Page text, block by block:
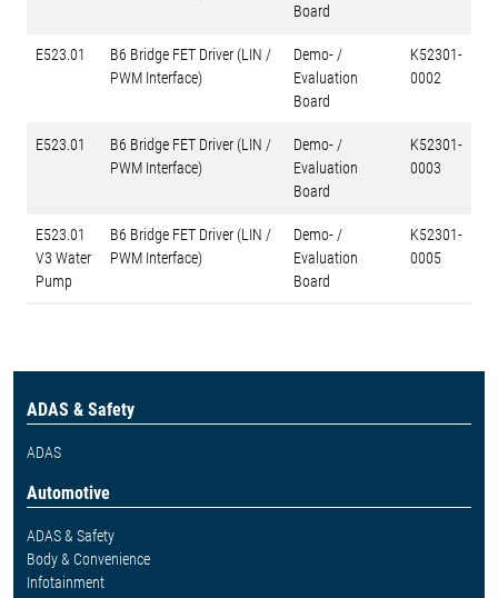
Board
E523.01
B6 Bridge FET Driver (LIN /
PWM Interface)
Demo- /
Evaluation
Board
K52301-
0002
E523.01
B6 Bridge FET Driver (LIN /
PWM Interface)
Demo- /
Evaluation
Board
K52301-
0003
E523.01
V3 Water
Pump
B6 Bridge FET Driver (LIN /
PWM Interface)
Demo- /
Evaluation
Board
K52301-
0005
ADAS & Safety
ADAS
Automotive
ADAS & Safety
Body & Convenience
Infotainment